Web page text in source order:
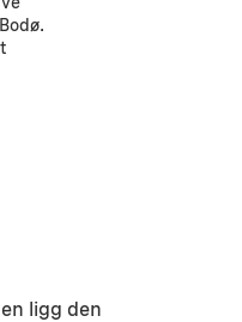
ligg den